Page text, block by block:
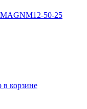
MAGNM12-50-25
в корзине